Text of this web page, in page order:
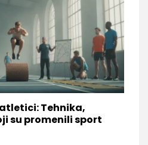
Tehnika,
su promenili sport